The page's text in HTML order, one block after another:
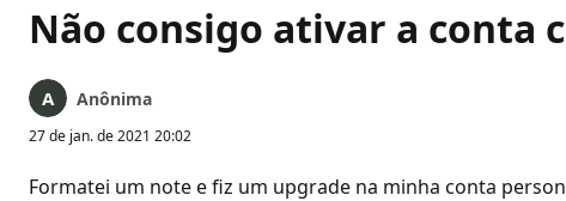
Não consigo ativar a conta
Anônima
27 de jan. de 2021 20:02
Formatei um note e fiz um upgrade na minha conta